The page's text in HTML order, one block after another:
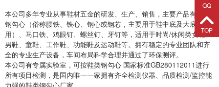
本公司多年专业从事鞋材五金的研发、生产、销售，主要产品有鞋类
钢勾心（俗称腰铁、铁心、钢心或钢芯，主要用于鞋中底及大底
用）、马口铁、鸡眼钉、螺丝钉、牙钉等，适用于时尚/休闲类女鞋、
男鞋、童鞋、工作鞋、功能鞋及运动鞋等。拥有稳定的专业团队和齐
全的专业生产设备，车间布局科学合理并通过了环保测评。
本公司有专属实验室，可按鞋类钢勾心 国家标准GB280112011进行
所有项目检测，是国内唯一一家拥有齐全检测仪器、品质检测/监控能
力强的鞋类钢勾心厂家。
QQ
TOP